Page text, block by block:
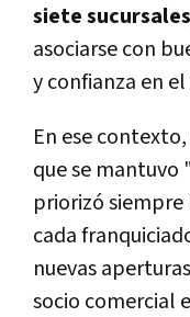
siete sucursales
asociarse con
y confianza en
En ese
que se mantuvo
priorizó
cada
nuevas
socio comercial